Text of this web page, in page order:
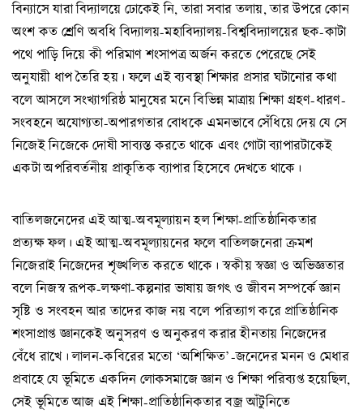
বিন্যাসে যারা বিদ্যালয়ে ঢোকেই নি, তারা সবার তলায়, তার উপরে কোন
অংশ কত শ্রেণি অবধি বিদ্যালয়-মহাবিদ্যালয়-বিশ্ববিদ্যালয়ের ছক-কাটা
পথে পাড়ি দিয়ে কী পরিমাণ শংসাপত্র অর্জন করতে পেরেছে সেই
অনুযায়ী ধাপ তৈরি হয়। ফলে এই ব্যবস্থা শিক্ষার প্রসার ঘটানোর কথা
বলে আসলে সংখ্যাগরিষ্ঠ মানুষের মনে বিভিন্ন মাত্রায় শিক্ষা গ্রহণ-ধারণ-
সংবহনে অযোগ্যতা-অপারগতার বোধকে এমনভাবে সেঁধিয়ে দেয় যে সে
নিজেই নিজেকে দোষী সাব্যস্ত করতে থাকে এবং গোটা ব্যাপারটাকেই
একটা অপরিবর্তনীয় প্রাকৃতিক ব্যাপার হিসেবে দেখতে থাকে।
বাতিলজনেদের এই আত্ম-অবমূল্যায়ন হল শিক্ষা-প্রাতিষ্ঠানিকতার
প্রত্যক্ষ ফল। এই আত্ম-অবমূল্যায়নের ফলে বাতিলজনেরা ক্রমশ
নিজেরাই নিজেদের শৃঙ্খলিত করতে থাকে। স্বকীয় স্বজ্ঞা ও অভিজ্ঞতার
বলে নিজস্ব রূপক-লক্ষণা-কল্পনার ভাষায় জগৎ ও জীবন সম্পর্কে জ্ঞান
সৃষ্টি ও সংবহন আর তাদের কাজ নয় বলে পরিত্যাগ করে প্রাতিষ্ঠানিক
শংসাপ্রাপ্ত জ্ঞানকেই অনুসরণ ও অনুকরণ করার হীনতায় নিজেদের
বেঁধে রাখে। লালন-কবিরের মতো ‘অশিক্ষিত’-জনেদের মনন ও মেধার
প্রবাহে যে ভূমিতে একদিন লোকসমাজে জ্ঞান ও শিক্ষা পরিব্যপ্ত হয়েছিল,
সেই ভূমিতে আজ এই শিক্ষা-প্রাতিষ্ঠানিকতার বজ্র আঁটুনিতে